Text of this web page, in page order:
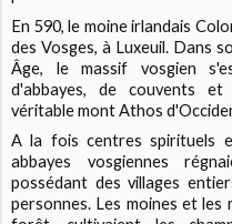
En 590, le moine irlandais
des Vosges, à Luxeuil. Dans
Âge, le massif vosgien
d'abbayes, de couvents
véritable mont Athos
A la fois centres spirituels
abbayes vosgiennes
possédant des villages
personnes. Les moines et